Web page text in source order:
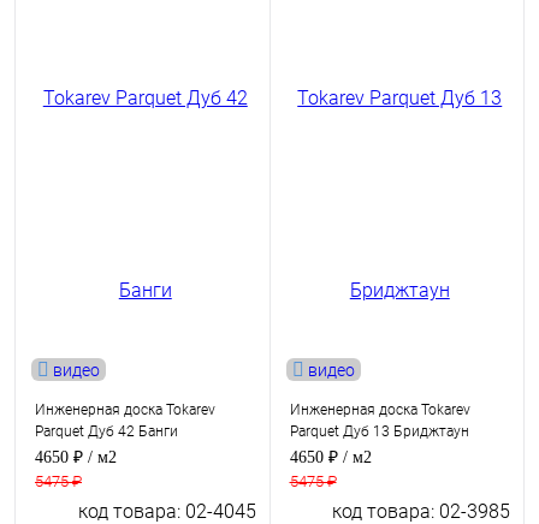
видео
Инженерная доска Tokarev
Parquet Дуб 42 Банги
4650 ₽ / м2
5475 ₽
код товара: 02-4045
видео
Инженерная доска Tokarev
Parquet Дуб 13 Бриджтаун
4650 ₽ / м2
5475 ₽
код товара: 02-3985